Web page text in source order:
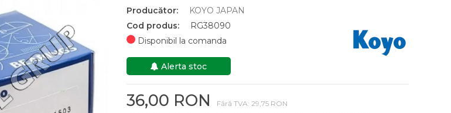
Producător:
KOYO JAPAN
Cod produs:
RG38090
Disponibil la comanda
Alerta stoc
36,00 RON Fără TVA: 29,75 RON